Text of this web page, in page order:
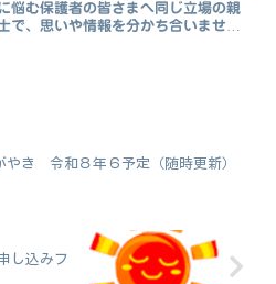
悩む保護者の皆さまへ同じ立場の親
で、思いや情報を分かち合いません
やき 令和８年６予定（随時更新）
し込みフ